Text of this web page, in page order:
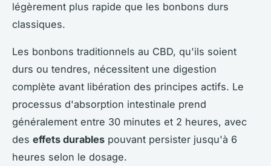
légèrement plus rapide que les bonbons durs
classiques.
Les bonbons traditionnels au CBD, qu'ils soient
durs ou tendres, nécessitent une digestion
complète avant libération des principes actifs. Le
processus d'absorption intestinale prend
généralement entre 30 minutes et 2 heures, avec
des effets durables pouvant persister jusqu'à 6
heures selon le dosage.